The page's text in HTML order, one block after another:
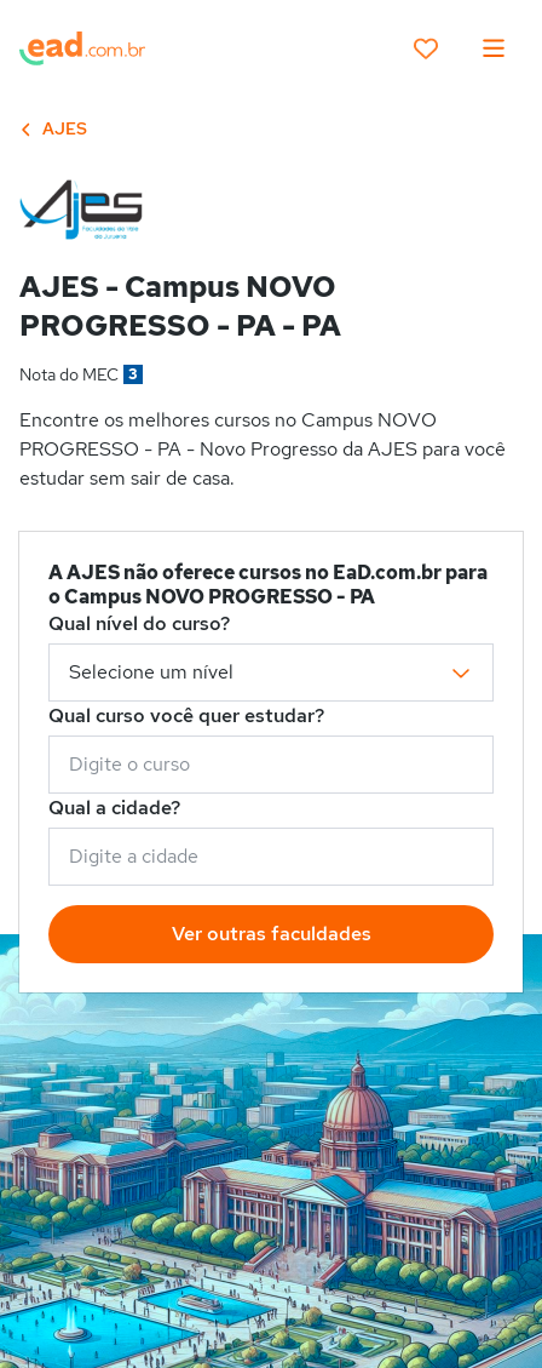
AJES
AJES - Campus NOVO
PROGRESSO - PA - PA
Nota do MEC 3
Encontre os melhores cursos no Campus NOVO
PROGRESSO - PA - Novo Progresso da AJES para você
estudar sem sair de casa.
A AJES não oferece cursos no EaD.com.br para
o Campus NOVO PROGRESSO - PA
Qual nível do curso?
Qual curso você quer estudar?
Qual a cidade?
Ver outras faculdades